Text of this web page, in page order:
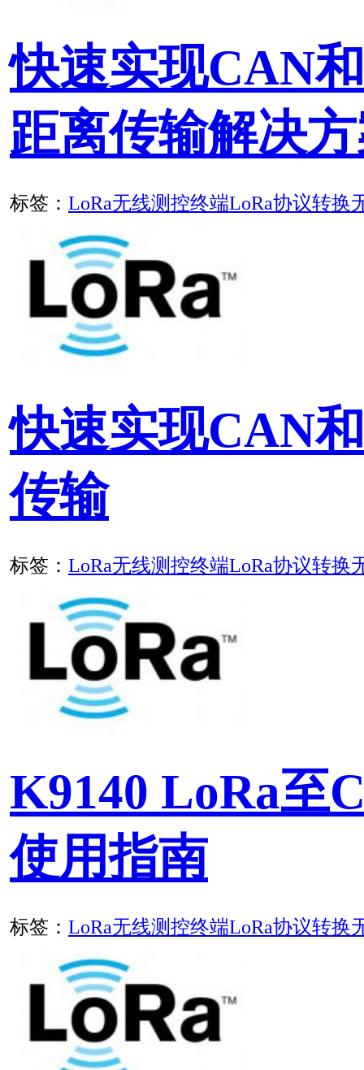
快速实现RS485串口设
标签：协议转换设备联网远程诊断
网站首页|关于我们|联
信息
版权声明| 华启易通
留言本
Copyright ©2026
rights reserved.北京华启
公司版权所有